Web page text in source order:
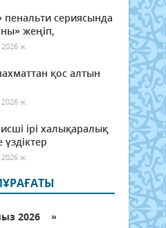
пенальти сериясында
жеңіп,
ж.
қос алтын
ж.
ірі халықаралық
ж.
2026 »